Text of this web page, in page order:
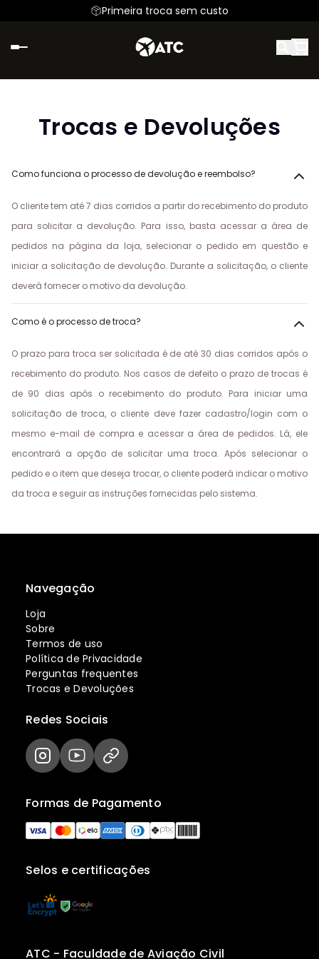
Parcele em até 6x sem juros
Primeira troca sem custo
Trocas e Devoluções
Como funciona o processo de devolução e reembolso?
O cliente tem até 7 dias corridos a partir do recebimento do produto
para solicitar a devolução. Para isso, basta acessar a área de
pedidos na página da loja, selecionar o pedido em questão e
iniciar a solicitação de devolução. Durante a solicitação, o cliente
deverá fornecer o motivo da devolução.
Como é o processo de troca?
O prazo para troca ser solicitada é de até 30 dias corridos após o
recebimento do produto. Nos casos de defeito o prazo de trocas é
de 90 dias após o recebimento do produto. Para iniciar uma
solicitação de troca, o cliente deve fazer cadastro/login com o
mesmo e-mail de compra e acessar a área de pedidos. Lá, ele
encontrará a opção de solicitar uma troca. Após selecionar o
pedido e o item que deseja trocar, o cliente poderá indicar o motivo
da troca e seguir as instruções fornecidas pelo sistema.
Navegação
Loja
Sobre
Termos de uso
Política de Privacidade
Perguntas frequentes
Trocas e Devoluções
Selos e certificações
Formas de Pagamento
Redes Sociais
ATC - Faculdade de Aviação Civil